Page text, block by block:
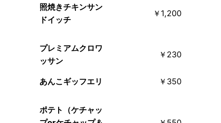
照焼きチキンサン
ドイッチ
￥1,200
プレミアムクロワ
ッサン
￥230
あんこギッフエリ ￥350
ポテト（ケチャッ